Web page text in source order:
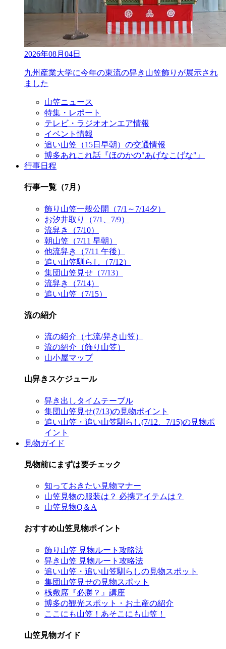
2026年08月04日
九州産業大学に今年の東流の舁き山笠飾りが展示され
ました
山笠ニュース
特集・レポート
テレビ・ラジオオンエア情報
イベント情報
追い山笠（15日早朝）の交通情報
博多あれこれ話『ほのかの"あげなこげな"』
行事日程
行事一覧（7月）
飾り山笠一般公開（7/1～7/14夕）
お汐井取り（7/1、7/9）
流舁き（7/10）
朝山笠（7/11 早朝）
他流舁き（7/11 午後）
追い山笠馴らし（7/12）
集団山笠見せ（7/13）
流舁き（7/14）
追い山笠（7/15）
流の紹介
流の紹介（七流/舁き山笠）
流の紹介（飾り山笠）
山小屋マップ
山舁きスケジュール
舁き出しタイムテーブル
集団山笠見せ(7/13)の見物ポイント
追い山笠・追い山笠馴らし(7/12、7/15)の見物ポ
イント
見物ガイド
見物前にまずは要チェック
知っておきたい見物マナー
山笠見物の服装は？ 必携アイテムは？
山笠見物Q＆A
おすすめ山笠見物ポイント
飾り山笠 見物ルート攻略法
舁き山笠 見物ルート攻略法
追い山笠・追い山笠馴らしの見物スポット
集団山笠見せの見物スポット
桟敷席『必勝？』講座
博多の観光スポット・お土産の紹介
ここにも山笠！あそこにも山笠！
山笠見物ガイド